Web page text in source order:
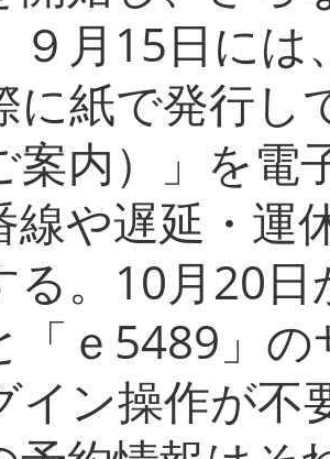
９月15日に
に紙で発行し
案内）」を電
線や遅延・運
る。10月20
「ｅ5489」
イン操作が不